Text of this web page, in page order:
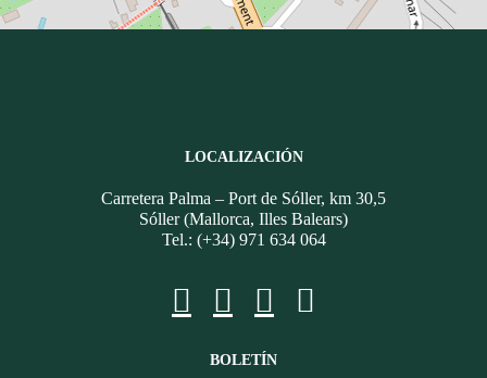
LOCALIZACIÓN
Carretera Palma – Port de Sóller, km 30,5
Sóller (Mallorca, Illes Balears)
Tel.: (+34) 971 634 064
BOLETÍN